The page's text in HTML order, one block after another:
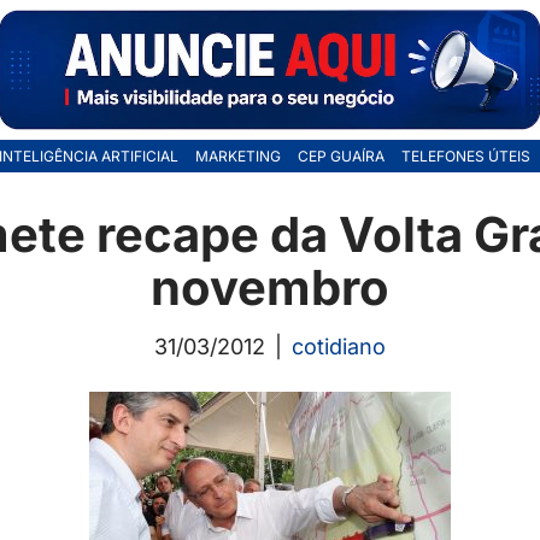
INTELIGÊNCIA ARTIFICIAL MARKETING CEP GUAÍRA TELEFONES ÚTEIS
recape da Volta
novembro
31/03/2012 cotidiano